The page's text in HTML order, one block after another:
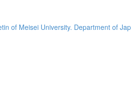
of Meisei University. Department of